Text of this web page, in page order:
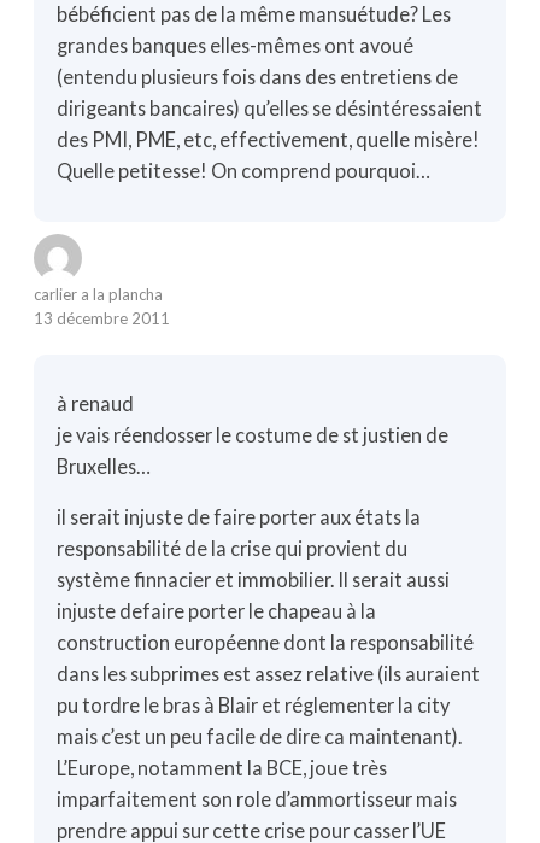
bébéficient pas de la même mansuétude? Les
grandes banques elles-mêmes ont avoué
(entendu plusieurs fois dans des entretiens de
dirigeants bancaires) qu’elles se désintéressaient
des PMI, PME, etc, effectivement, quelle misère!
Quelle petitesse! On comprend pourquoi…
carlier a la plancha
13 décembre 2011
à renaud
je vais réendosser le costume de st justien de
Bruxelles…
il serait injuste de faire porter aux états la
responsabilité de la crise qui provient du
système finnacier et immobilier. Il serait aussi
injuste defaire porter le chapeau à la
construction européenne dont la responsabilité
dans les subprimes est assez relative (ils auraient
pu tordre le bras à Blair et réglementer la city
mais c’est un peu facile de dire ca maintenant).
L’Europe, notamment la BCE, joue très
imparfaitement son role d’ammortisseur mais
prendre appui sur cette crise pour casser l’UE